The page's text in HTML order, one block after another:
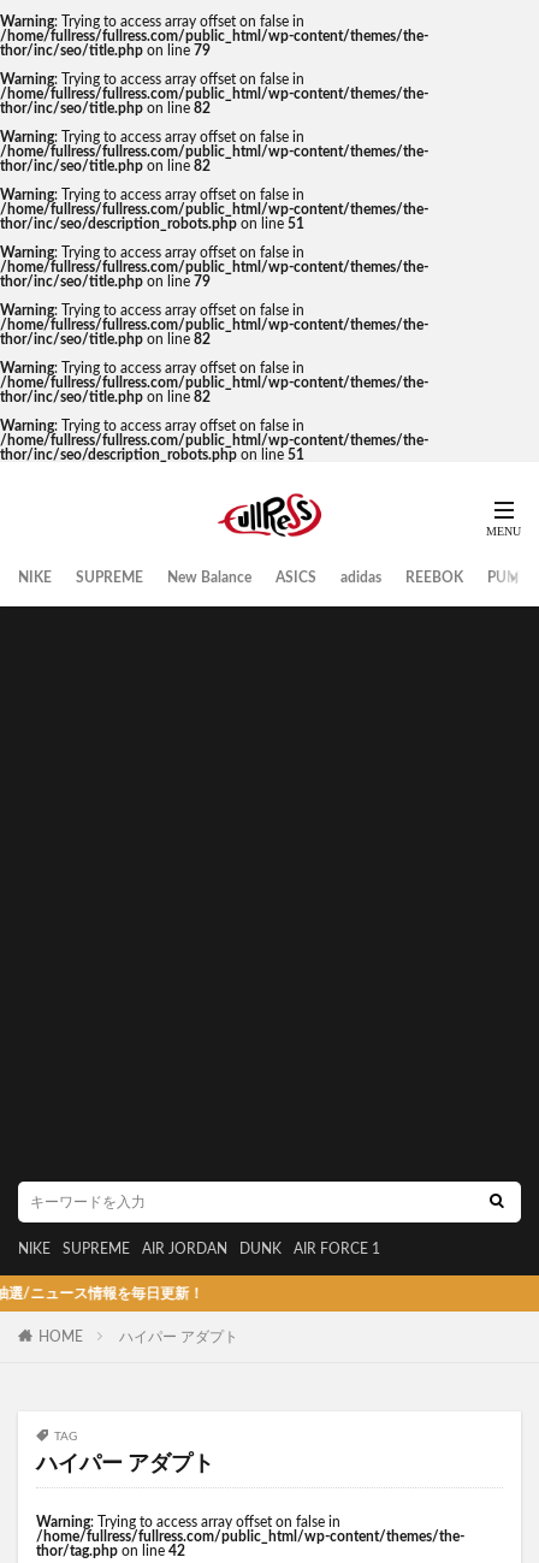
Warning: Trying to access array offset on false in
/home/fullress/fullress.com/public_html/wp-content/themes/the-
thor/inc/seo/title.php on line 79
Warning: Trying to access array offset on false in
/home/fullress/fullress.com/public_html/wp-content/themes/the-
thor/inc/seo/title.php on line 82
Warning: Trying to access array offset on false in
/home/fullress/fullress.com/public_html/wp-content/themes/the-
thor/inc/seo/title.php on line 82
Warning: Trying to access array offset on false in
/home/fullress/fullress.com/public_html/wp-content/themes/the-
thor/inc/seo/description_robots.php on line 51
Warning: Trying to access array offset on false in
/home/fullress/fullress.com/public_html/wp-content/themes/the-
thor/inc/seo/title.php on line 79
Warning: Trying to access array offset on false in
/home/fullress/fullress.com/public_html/wp-content/themes/the-
thor/inc/seo/title.php on line 82
Warning: Trying to access array offset on false in
/home/fullress/fullress.com/public_html/wp-content/themes/the-
thor/inc/seo/title.php on line 82
Warning: Trying to access array offset on false in
/home/fullress/fullress.com/public_html/wp-content/themes/the-
thor/inc/seo/description_robots.php on line 51
NIKE SUPREME New Balance ASICS adidas REEBOK PUMA
NIKE SUPREME AIR JORDAN DUNK AIR FORCE 1
情報を毎日更新！
HOME ハイパー アダプト
TAG
ハイパー アダプト
Warning: Trying to access array offset on false in
/home/fullress/fullress.com/public_html/wp-content/themes/the-
thor/tag.php on line 42